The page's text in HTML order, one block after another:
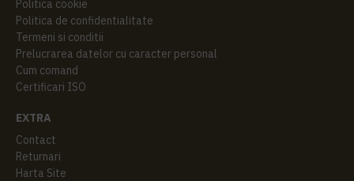
Politica cookie
Politica de confidentialitate
Termeni si conditii
Prelucrarea datelor cu caracter personal
Cum comand
Certificari ISO
EXTRA
Contact
Returnari
Harta Site